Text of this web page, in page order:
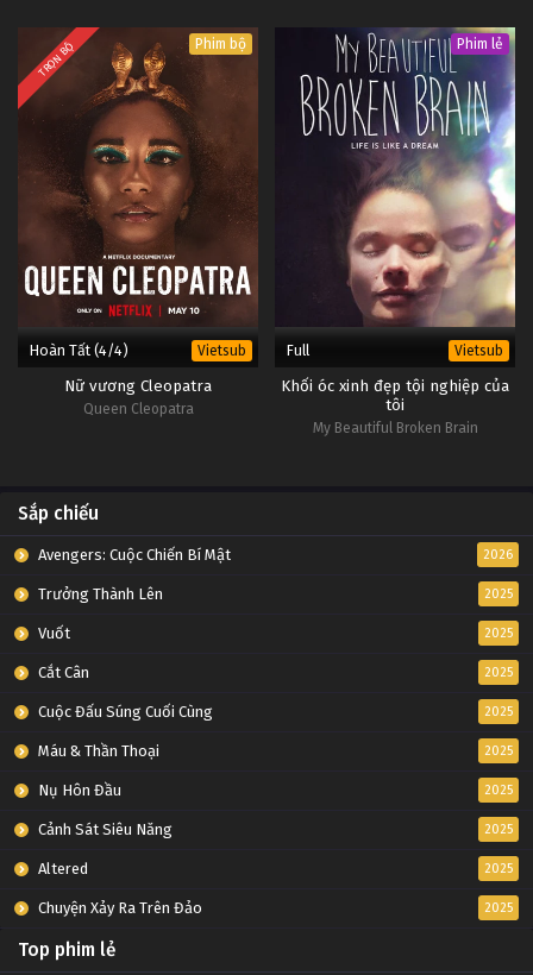
TRỌN BỘ Phim bộ
Hoàn Tất (4/4) Vietsub
Nữ vương Cleopatra
Queen Cleopatra
Phim lẻ
Full Vietsub
Khối óc xinh đẹp tội nghiệp của
tôi
My Beautiful Broken Brain
Sắp chiếu
Avengers: Cuộc Chiến Bí Mật 2026
Trưởng Thành Lên 2025
Vuốt 2025
Cắt Cân 2025
Cuộc Đấu Súng Cuối Cùng 2025
Máu & Thần Thoại 2025
Nụ Hôn Đầu 2025
Cảnh Sát Siêu Năng 2025
Altered 2025
Chuyện Xảy Ra Trên Đảo 2025
Top phim lẻ